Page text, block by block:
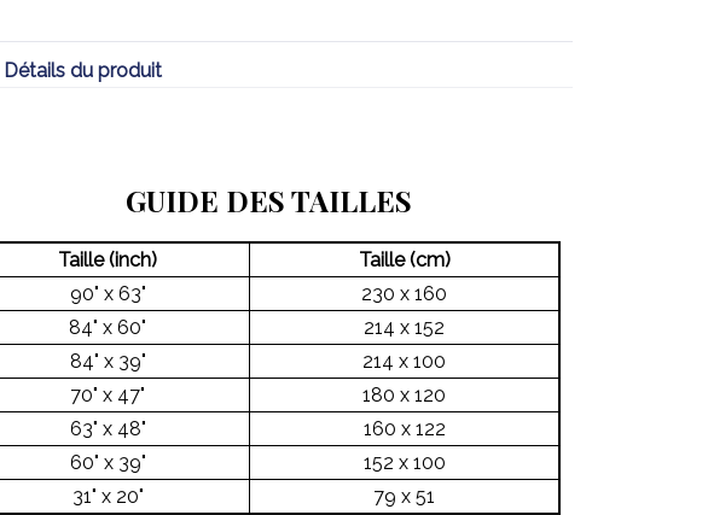
Détails du produit
GUIDE DES TAILLES
Taille (inch)
Taille (cm)
90" x 63"
230 x 160
84" x 60"
214 x 152
84" x 39"
214 x 100
70" x 47"
180 x 120
63" x 48"
160 x 122
60" x 39"
152 x 100
31" x 20"
79 x 51